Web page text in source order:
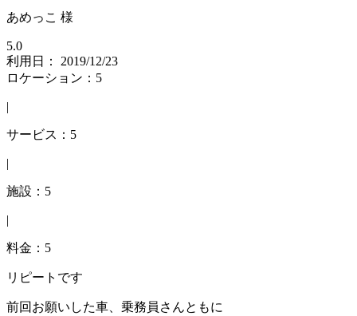
あめっこ 様
5.0
利用日： 2019/12/23
ロケーション：5
|
サービス：5
|
施設：5
|
料金：5
リピートです
前回お願いした車、乗務員さんともに